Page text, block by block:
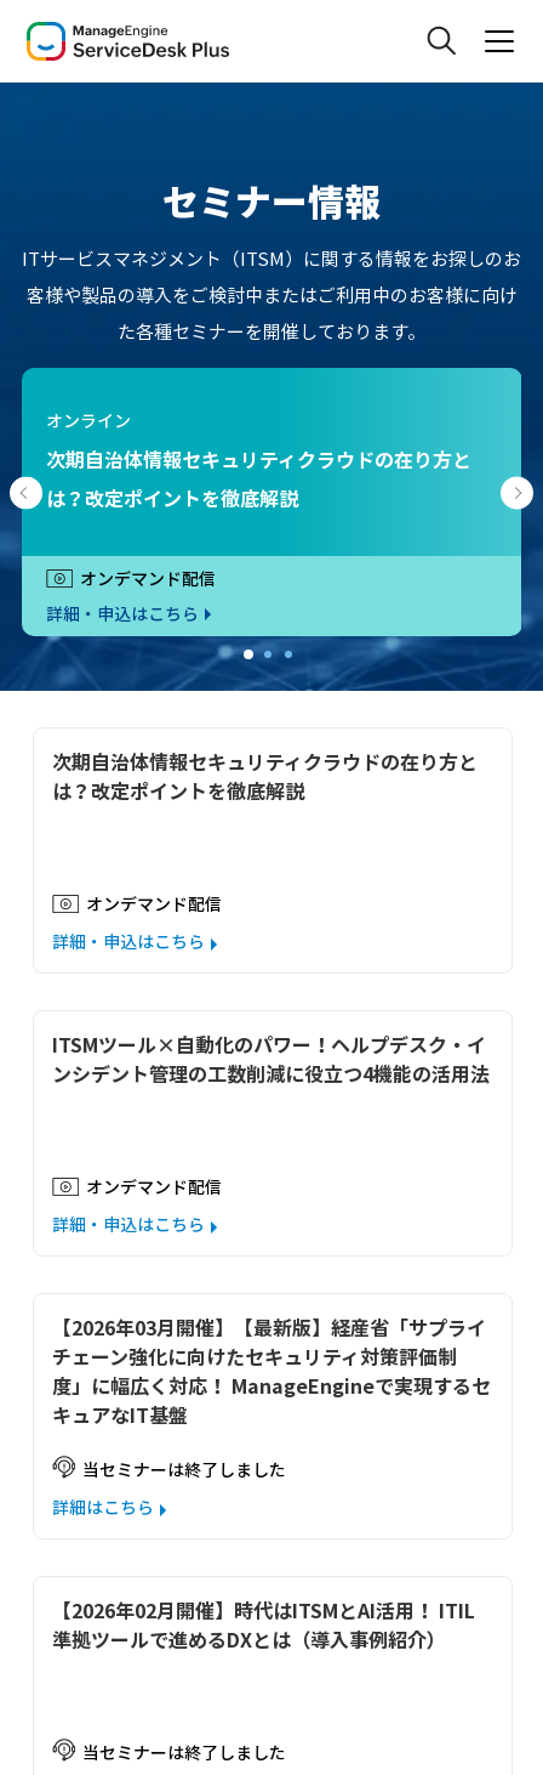
セミナー情報
ITサービスマネジメント（ITSM）に関する情報をお探しのお
客様や製品の導入をご検討中またはご利用中のお客様に向け
た各種セミナーを開催しております。
オンライン
ITSMツール×自動化のパワー！ヘルプデスク・イ
ンシデント管理の工数削減に役立つ4機能の活用法
オンデマンド配信
詳細・申込はこちら
【2026年03月開催】【最新版】経産省「サプライ
チェーン強化に向けたセキュリティ対策評価制
度」に幅広く対応！ ManageEngineで実現するセ
キュアなIT基盤
当セミナーは終了しました
詳細はこちら
【2026年02月開催】時代はITSMとAI活用！ ITIL
準拠ツールで進めるDXとは（導入事例紹介）
当セミナーは終了しました
次期自治体情報セキュリティクラウドの在り方と
は？改定ポイントを徹底解説
オンデマンド配信
詳細・申込はこちら
ITSMツール×自動化のパワー！ヘルプデスク・イ
ンシデント管理の工数削減に役立つ4機能の活用法
オンデマンド配信
詳細・申込はこちら